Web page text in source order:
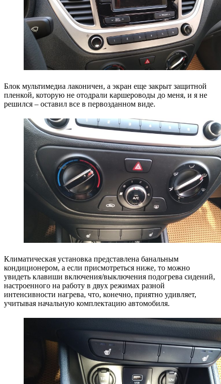
Блок мультимедиа лаконичен, а экран еще закрыт защитной
пленкой, которую не отодрали каршероводы до меня, и я не
решился – оставил все в первозданном виде.
Климатическая установка представлена банальным
кондиционером, а если присмотреться ниже, то можно
увидеть клавиши включения/выключения подогрева сидений,
настроенного на работу в двух режимах разной
интенсивности нагрева, что, конечно, приятно удивляет,
учитывая начальную комплектацию автомобиля.